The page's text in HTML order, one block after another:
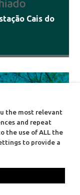
Cais do
the most relevant
and repeat
the use of ALL the
to provide a